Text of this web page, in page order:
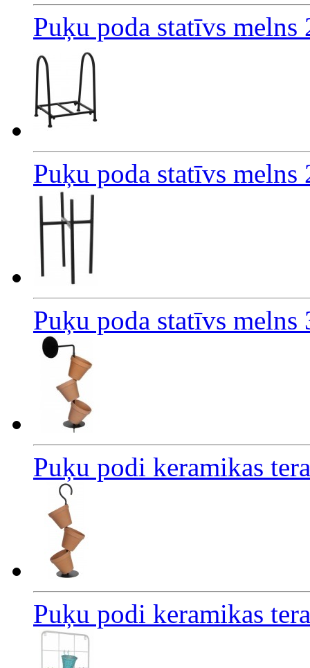
Puķu poda statīvs melns
Puķu poda statīvs
Puķu poda statīvs melns
Puķu podi keramikas
Puķu podi keramikas